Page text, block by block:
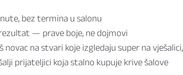
bez termina u salonu
— prave boje, ne dojmovi
novac na stvari koje izgledaju super na
prijateljici koja stalno kupuje krive šalove